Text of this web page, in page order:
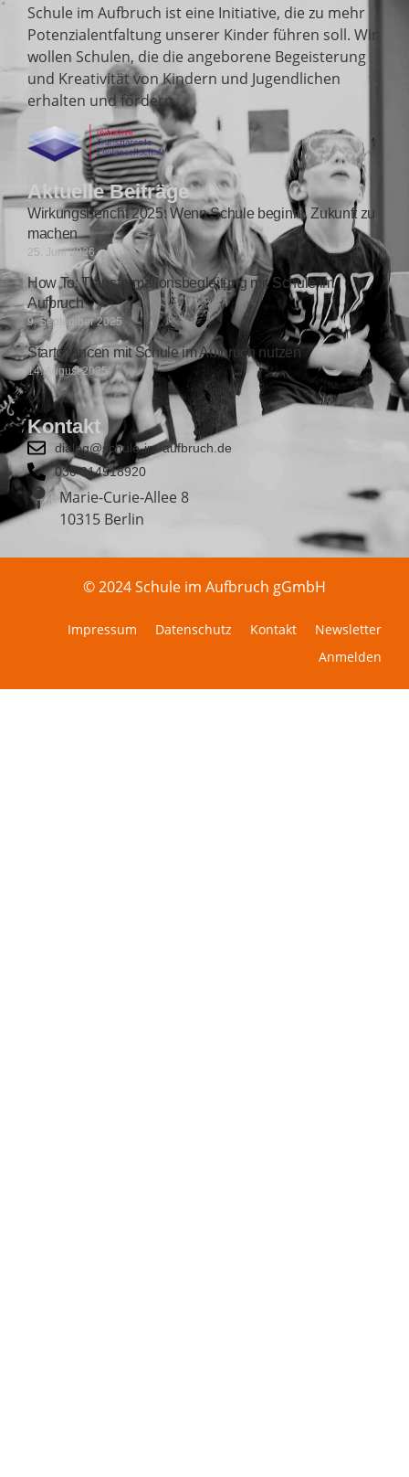
Schule im Aufbruch ist eine Initiative, die zu mehr
Potenzialentfaltung unserer Kinder führen soll. Wir
wollen Schulen, die die angeborene Begeisterung
und Kreativität von Kindern und Jugendlichen
erhalten und fördern.
Aktuelle Beiträge
Wirkungsbericht 2025: Wenn Schule beginnt, Zukunft zu
machen
25. Juni 2026
How To: Transformationsbegleitung mit Schule im
Aufbruch
9. September 2025
Startchancen mit Schule im Aufbruch nutzen
14. August 2025
Kontakt
dialog@schule-im-aufbruch.de
030 814518920
Marie-Curie-Allee 8
10315 Berlin
© 2024 Schule im Aufbruch gGmbH
Impressum Datenschutz Kontakt
Newsletter
Anmelden